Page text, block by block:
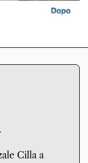
Cilla a